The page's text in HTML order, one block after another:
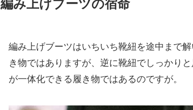
編み上げブーツの宿命
編み上げブーツはいちいち靴紐を途中まで
き物ではありますが、逆に靴紐でしっかり
が一体化できる履き物ではあるのですが。